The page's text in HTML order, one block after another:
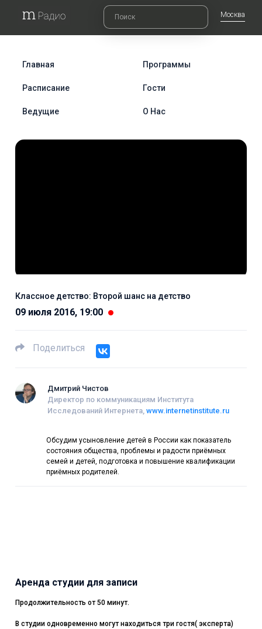
Москва
Главная Программы
Расписание Гости
Ведущие О Нас
Классное детство: Второй шанс на детство
09 июля 2016, 19:00
Поделиться
Дмитрий Чистов
Директор по коммуникациям Института
Исследований Интернета,www.internetinstitute.ru
Обсудим усыновление детей в России как показатель
состояния общества, проблемы и радости приёмных
семей и детей, подготовка и повышение квалификации
приёмных родителей.
Аренда студии для записи
Продолжительность от 50 минут.
В студии одновременно могут находиться три гостя( эксперта)